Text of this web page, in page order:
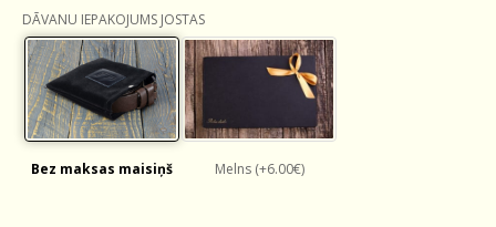
DĀVANU IEPAKOJUMS JOSTAS
Bez maksas maisiņš Melns (+6.00€)